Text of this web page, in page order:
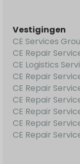
Vestigingen
CE Services
CE Repair
CE Logistics
CE Repair
CE Repair
CE Repair
CE Repair
CE Repair
CE Repair